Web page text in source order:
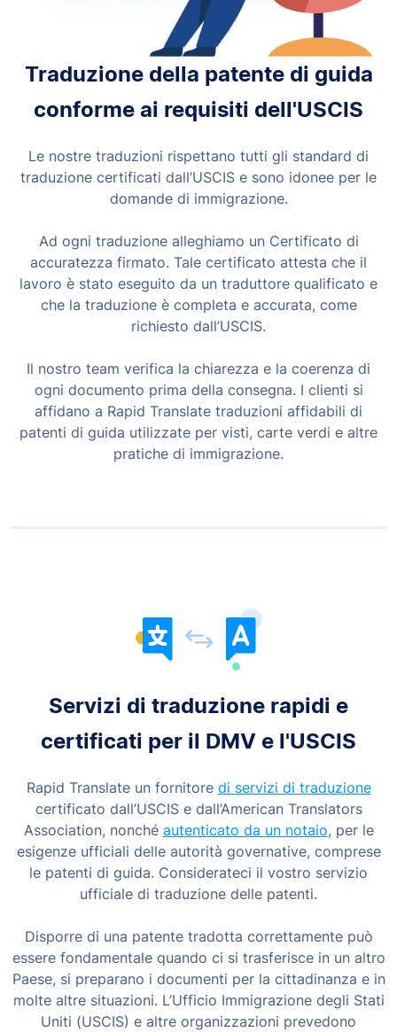
Traduzione della patente di guida
conforme ai requisiti dell'USCIS
Le nostre traduzioni rispettano tutti gli standard di
traduzione certificati dall’USCIS e sono idonee per le
domande di immigrazione.
Ad ogni traduzione alleghiamo un Certificato di
accuratezza firmato. Tale certificato attesta che il
lavoro è stato eseguito da un traduttore qualificato e
che la traduzione è completa e accurata, come
richiesto dall’USCIS.
Il nostro team verifica la chiarezza e la coerenza di
ogni documento prima della consegna. I clienti si
affidano a Rapid Translate traduzioni affidabili di
patenti di guida utilizzate per visti, carte verdi e altre
pratiche di immigrazione.
Servizi di traduzione rapidi e
certificati per il DMV e l'USCIS
Rapid Translate un fornitore di servizi di traduzione
certificato dall’USCIS e dall’American Translators
Association, nonché autenticato da un notaio, per le
esigenze ufficiali delle autorità governative, comprese
le patenti di guida. Considerateci il vostro servizio
ufficiale di traduzione delle patenti.
Disporre di una patente tradotta correttamente può
essere fondamentale quando ci si trasferisce in un altro
Paese, si preparano i documenti per la cittadinanza e in
molte altre situazioni. L’Ufficio Immigrazione degli Stati
Uniti (USCIS) e altre organizzazioni prevedono